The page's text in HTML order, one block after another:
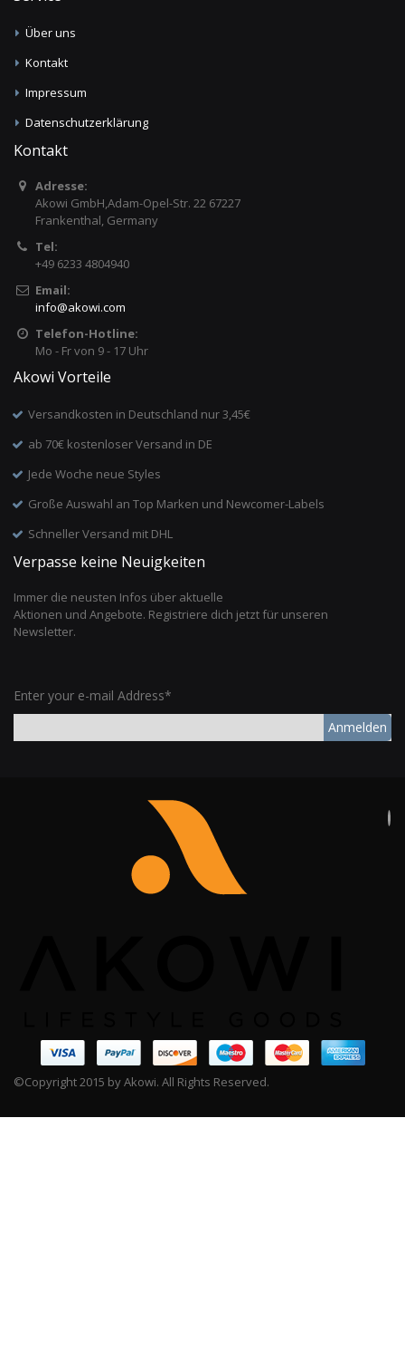
Über uns
Kontakt
Impressum
Datenschutzerklärung
Kontakt
Adresse:
Akowi GmbH,Adam-Opel-Str. 22 67227
Frankenthal, Germany
Tel:
+49 6233 4804940
Email:
info@akowi.com
Telefon-Hotline:
Mo - Fr von 9 - 17 Uhr
Akowi Vorteile
Versandkosten in Deutschland nur 3,45€
ab 70€ kostenloser Versand in DE
Jede Woche neue Styles
Große Auswahl an Top Marken und Newcomer-Labels
Schneller Versand mit DHL
Verpasse keine Neuigkeiten
Immer die neusten Infos über aktuelle
Aktionen und Angebote. Registriere dich jetzt für unseren
Newsletter.
Enter your e-mail Address*
Anmelden
©Copyright 2015 by Akowi. All Rights Reserved.